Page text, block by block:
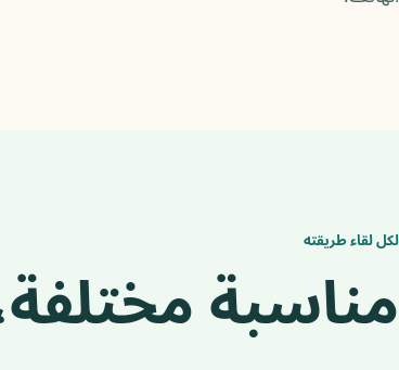
لكل لقاء طريقته
مناسبة